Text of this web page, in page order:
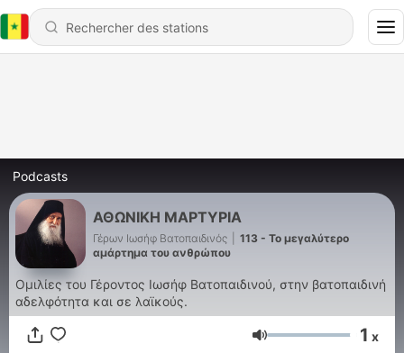
Podcasts
ΑΘΩΝΙΚΗ ΜΑΡΤΥΡΙΑ
Γέρων Ιωσήφ Βατοπαιδινός
113 - Το μεγαλύτερο
αμάρτημα του ανθρώπου
Ομιλίες του Γέροντος Ιωσήφ Βατοπαιδινού, στην βατοπαιδινή
αδελφότητα και σε λαϊκούς.
Volume 1 x